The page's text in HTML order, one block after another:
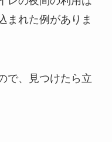
まれた例がありま
で、見つけたら立